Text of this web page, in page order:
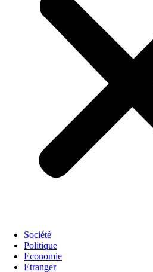
Société
Politique
Economie
Etranger